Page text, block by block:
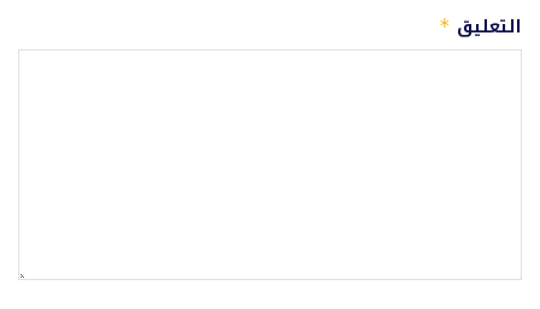
التعليق *